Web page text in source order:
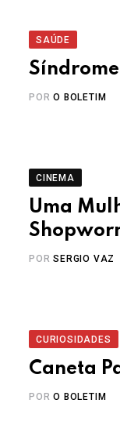
SAÚDE
PORO BOLETIM
CINEMA
Uma
PORSERGIO VAZ
CURIOSIDADES
Caneta
PORO BOLETIM